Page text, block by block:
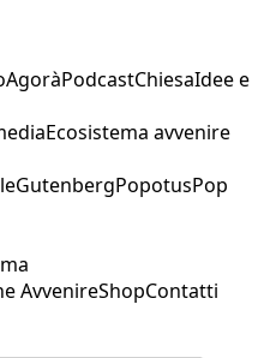
AgoràPodcastChiesaIdee e
Ecosistema avvenire
GutenbergPopotusPop
AvvenireShopContatti